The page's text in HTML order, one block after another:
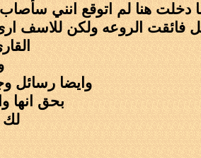
دخلت هنا لم اتوقع انني
فائقت الروعه ولكن للاسف
وايضا رسائل
بحق انها
لك